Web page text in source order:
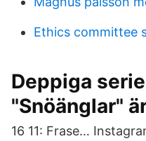
Ethics committee
Deppiga
"Snöänglar"
16 11: Frase…